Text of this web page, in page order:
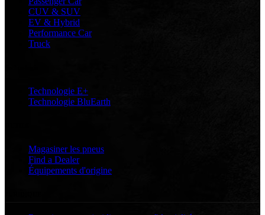
CUV & SUV
EV & Hybrid
Performance Car
Truck
Technologie E+
Technologie BluEarth
Magasiner les pneus
Find a Dealer
Équipements d'origine